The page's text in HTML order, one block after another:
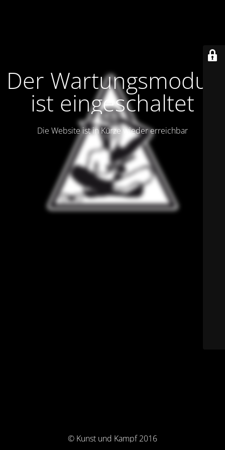
Der Wartungsmodus
ist eingeschaltet
Die Website ist in Kürze wieder erreichbar
© Kunst und Kampf 2016